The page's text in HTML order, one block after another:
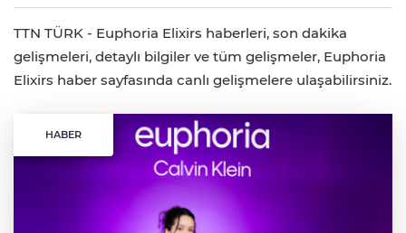
TTN TÜRK - Euphoria Elixirs haberleri, son dakika
gelişmeleri, detaylı bilgiler ve tüm gelişmeler, Euphoria
Elixirs haber sayfasında canlı gelişmelere ulaşabilirsiniz.
HABER